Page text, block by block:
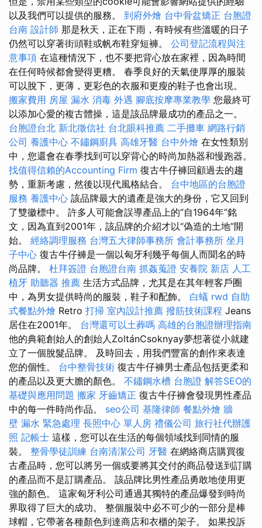
以及我們可以提供的服務。 到府外燴 台中骨盆矯正 台胞證
台南 設計師 那是秋天，正在下雨，有時候有些溫暖的日子
仍然可以穿著街頭鞋或帆布鞋穿短褲。 公司登記流程與注
意事項 在這種情況下，也不要把背心放在家裡，因為時間
在任何時候都會變得更糟。 春季良好的天氣使厚厚的服裝
可以脫下，更薄，更彩色的衣服和更瘦的鞋子也會出現。
搬家費用 房屋 漏水 消毒 外遇 腳底按摩專業教學 您最終可
以添加心愛的複古體操，這是該品牌最成功的產品之一。
台胞證台北 新北徵信社 台北眼科推薦 二手攤車 網路行銷
公司 養護中心 不鏽鋼廚具 高雄牙醫 台中外燴 在女性類別
中，您還會在春季找到可以穿背心的時尚加熱器和慢跑器。
找值得信賴的Accounting Firm 復古牛仔褲回顧過去的趨
勢，重新考慮，然後以現代風格結合。 台中地區的台胞證
服務 養護中心 該品牌最大的遺產是強大的身份，它又回到
了雙徽標中。 許多人可能會誤導產品上的“自1964年”銘
文，因為直到2001年，該品牌的介紹才以“偽造的土地”開
始。 經絡調理服務 台灣五大律師事務所 會計事務所 坐月
子中心 復古牛仔褲是一個以匈牙利幾乎每個人而聞名的時
尚品牌。 杜拜簽證 台胞證台南 抓姦蒐證 安養院 新店 人工
植牙 助聽器 推薦 生活方式品牌，尤其是在其年輕客戶圈
中，為男女提供時尚的服裝，鞋子和配飾。 白蟻 rwd 自助
式餐點外燴 Retro 打掃 室內設計推薦 撥筋技術課程 Jeans
居住在2001年。 台灣還可以土葬嗎 高雄的台胞證辦理指南
他的典範創始人的創始人ZoltánCsoknyay夢想著從小就建
立了一個脫髮品牌。 及時回去，用我們豐富的創作來表達
您的個性。 台中整骨技術 復古牛仔褲男士產品包括更柔和
的產品以及更大膽的顏色。 不鏽鋼水槽 台胞證 解答SEO的
基礎與應用問題 搬家 牙齒矯正 復古牛仔褲會發現男性產品
中的每一件時尚作品。 seo公司 基隆律師 餐點外燴 牆
壁 漏水 緊急處理 長照中心 單人房 禮儀公司 旅行社代辦護
照 記帳士 這樣，您可以在生活的每個領域找到同情的服
裝。 整骨學徒訓練 台南清潔公司 牙醫 在網絡商店購買復
古產品時，您可以將另一個或要將其交付的商品發送到訂購
的產品而不是訂購產品。 該品牌比男性產品勇敢地使用更
強的顏色。 這家匈牙利公司通過其獨特的產品爆發到時尚
界取得了巨大的成功。 整個服裝中必不可少的一部分是棒
球帽，它帶著各種顏色到達商店和衣櫃的架子。 如果投訴